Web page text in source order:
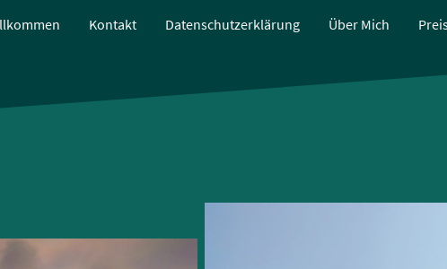
Kontakt Datenschutzerklärung Über Mich